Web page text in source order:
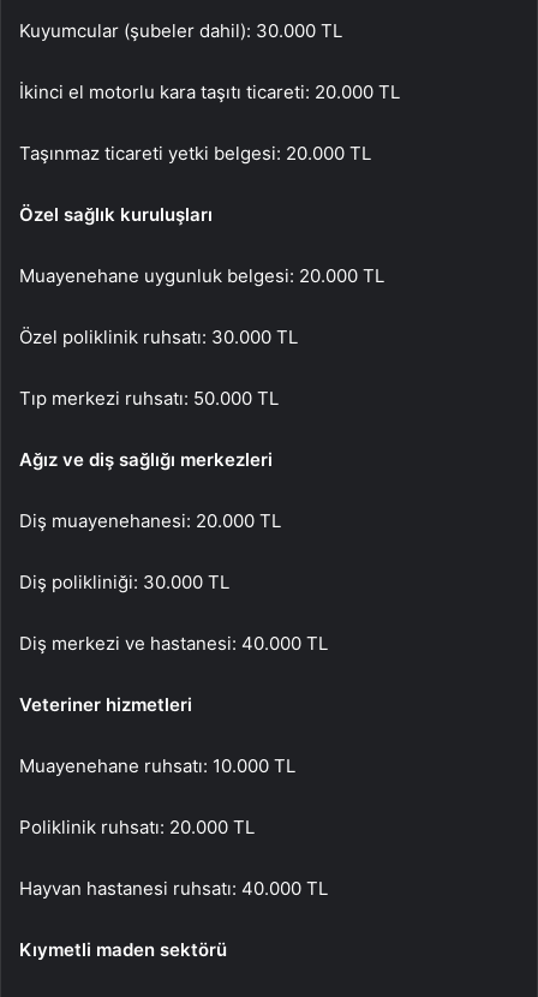
Kuyumcular (şubeler dahil): 30.000 TL
İkinci el motorlu kara taşıtı ticareti: 20.000 TL
Taşınmaz ticareti yetki belgesi: 20.000 TL
Özel sağlık kuruluşları
Muayenehane uygunluk belgesi: 20.000 TL
Özel poliklinik ruhsatı: 30.000 TL
Tıp merkezi ruhsatı: 50.000 TL
Ağız ve diş sağlığı merkezleri
Diş muayenehanesi: 20.000 TL
Diş polikliniği: 30.000 TL
Diş merkezi ve hastanesi: 40.000 TL
Veteriner hizmetleri
Muayenehane ruhsatı: 10.000 TL
Poliklinik ruhsatı: 20.000 TL
Hayvan hastanesi ruhsatı: 40.000 TL
Kıymetli maden sektörü